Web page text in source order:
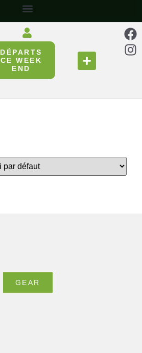
DÉPARTS
CE WEEK
END
GEAR